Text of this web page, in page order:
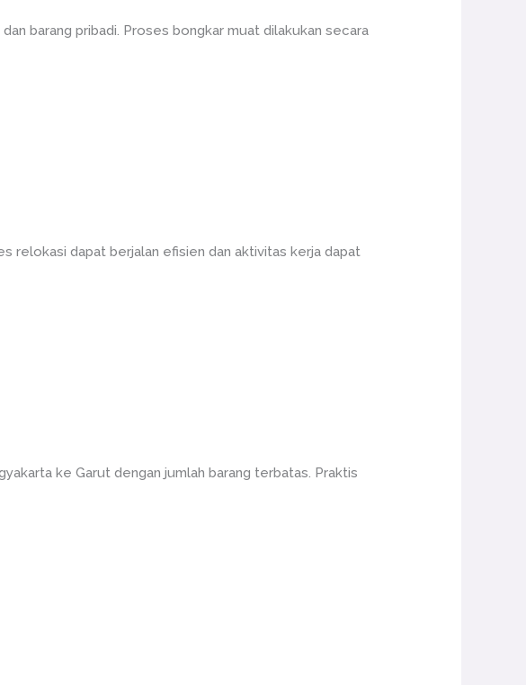
barang pribadi. Proses bongkar muat dilakukan secara
relokasi dapat berjalan efisien dan aktivitas kerja dapat
ke Garut dengan jumlah barang terbatas. Praktis